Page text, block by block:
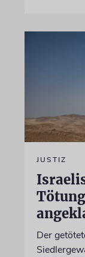
JUSTIZ
Der